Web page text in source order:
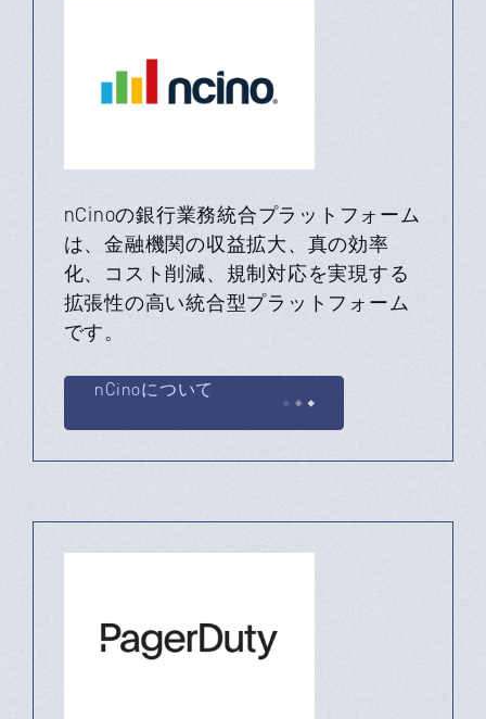
nCinoの銀行業務統合プラットフォーム
は、金融機関の収益拡大、真の効率
化、コスト削減、規制対応を実現する
拡張性の高い統合型プラットフォーム
です。
nCinoについて